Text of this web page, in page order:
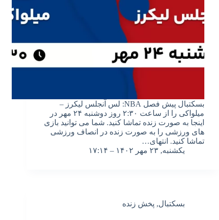
بسکتبال پیش فصل NBA: لس آنجلس لیکرز –
میلواکی را از ساعت ۲:۳۰ روز دوشنبه ۲۴ مهر در
اینجا به صورت زنده تماشا کنید. شما می توانید بازی
های ورزشی را به صورت زنده در انصاف ورزشی
تماشا کنید. انتهای…
یکشنبه, ۲۳ مهر ۱۴۰۲ – ۱۷:۱۴
بسکتبال, پخش زنده